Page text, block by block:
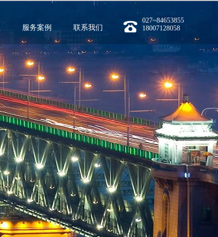
服务案例 联系我们
027~84653855
18007128058